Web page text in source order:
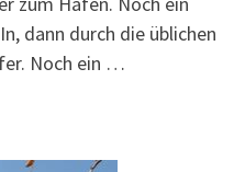
dann durch die üblichen
Noch ein …